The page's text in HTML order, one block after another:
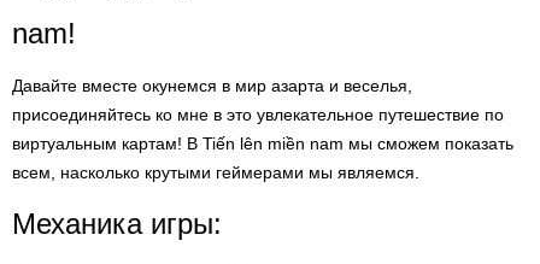
nam!
Давайте вместе окунемся в мир азарта и веселья,
присоединяйтесь ко мне в это увлекательное путешествие по
виртуальным картам! В Tiến lên miền nam мы сможем показать
всем, насколько крутыми геймерами мы являемся.
Механика игры: